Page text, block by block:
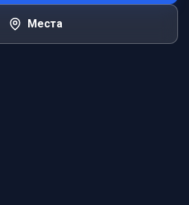
Места